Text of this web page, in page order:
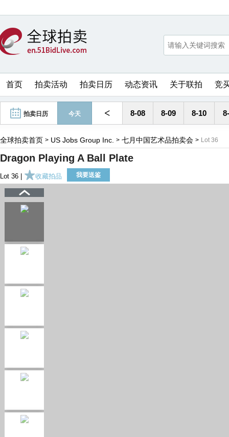
首页 拍卖活动 拍卖日历 动态资讯 关于联拍 竞
拍卖日历 今天 < 8-08 8-09 8-10
全球拍卖首页 > US Jobs Group Inc. > 七月中国艺术品拍卖会 > Lot 36
Dragon Playing A Ball Plate
Lot 36 | 收藏拍品 我要送鉴